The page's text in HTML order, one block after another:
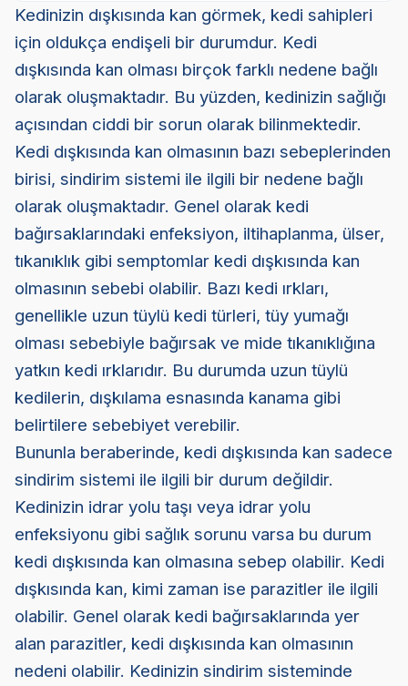
Kedinizin dışkısında kan görmek, kedi sahipleri
için oldukça endişeli bir durumdur. Kedi
dışkısında kan olması birçok farklı nedene bağlı
olarak oluşmaktadır. Bu yüzden, kedinizin sağlığı
açısından ciddi bir sorun olarak bilinmektedir.
Kedi dışkısında kan olmasının bazı sebeplerinden
birisi, sindirim sistemi ile ilgili bir nedene bağlı
olarak oluşmaktadır. Genel olarak kedi
bağırsaklarındaki enfeksiyon, iltihaplanma, ülser,
tıkanıklık gibi semptomlar kedi dışkısında kan
olmasının sebebi olabilir. Bazı kedi ırkları,
genellikle uzun tüylü kedi türleri, tüy yumağı
olması sebebiyle bağırsak ve mide tıkanıklığına
yatkın kedi ırklarıdır. Bu durumda uzun tüylü
kedilerin, dışkılama esnasında kanama gibi
belirtilere sebebiyet verebilir.
Bununla beraberinde, kedi dışkısında kan sadece
sindirim sistemi ile ilgili bir durum değildir.
Kedinizin idrar yolu taşı veya idrar yolu
enfeksiyonu gibi sağlık sorunu varsa bu durum
kedi dışkısında kan olmasına sebep olabilir. Kedi
dışkısında kan, kimi zaman ise parazitler ile ilgili
olabilir. Genel olarak kedi bağırsaklarında yer
alan parazitler, kedi dışkısında kan olmasının
nedeni olabilir. Kedinizin sindirim sisteminde